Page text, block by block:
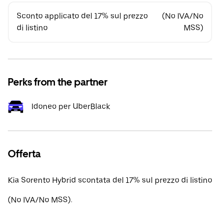
Sconto applicato del 17% sul prezzo
di listino
(No IVA/No
MSS)
Perks from the partner
Idoneo per UberBlack
Offerta
Kia Sorento Hybrid scontata del 17% sul prezzo di listino
(No IVA/No MSS).